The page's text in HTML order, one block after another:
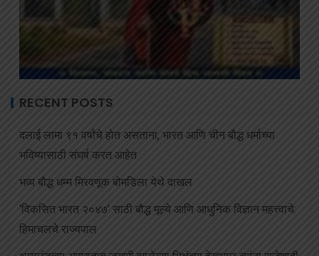
RECENT POSTS
दलाई लामा ९१ वर्षांचे होत असताना, भारत आणि चीन बौद्ध धर्माच्या
भविष्यासाठी संघर्ष करत आहेत
भव्य बौद्ध धम्म मिरवणूक बोमडिला येथे दाखल
‘विकसित भारत २०४७’ साठी बौद्ध मूल्ये आणि आधुनिक विज्ञान महत्त्वाचे:
हिमाचलचे राज्यपाल